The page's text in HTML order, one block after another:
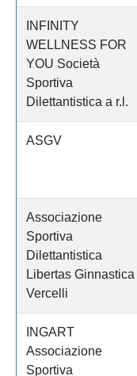
INFINITY
WELLNESS FOR
YOU Società
Sportiva
Dilettantistica a r.l.
ASGV
Associazione
Sportiva
Dilettantistica
Libertas Ginnastica
Vercelli
INGART
Associazione
Sportiva